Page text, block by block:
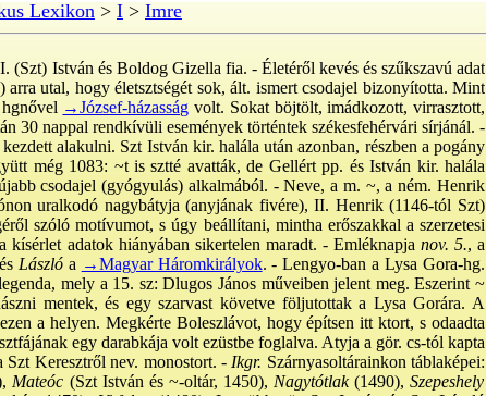
Lexikon> I> Imre
(Szt) István és Boldog Gizella fia. - Életéről kevés és szűkszavú adat
utal, hogy életsztségét sok, ált. ismert csodajel bizonyította. Mint
→József-házasság volt. Sokat böjtölt, imádkozott, virrasztott,
30 nappal rendkívüli események történtek székesfehérvári sírjánál. -
alakulni. Szt István kir. halála után azonban, részben a pogány
még 1083: ~t is sztté avatták, de Gellért pp. és István kir. halála
csodajel (gyógyulás) alkalmából. - Neve, a m. ~, a ném. Henrik
uralkodó nagybátyja (anyjának fivére), II. Henrik (1146-tól Szt)
szóló motívumot, s úgy beállítani, mintha erőszakkal a szerzetesi
adatok hiányában sikertelen maradt. - Emléknapja nov. 5., a
ésLászlóa →Magyar Háromkirályok. - Lengyo-ban a Lysa Gora-hg.
mely a 15. sz: Dlugos János műveiben jelent meg. Eszerint ~
mentek, és egy szarvast követve följutottak a Lysa Gorára. A
a helyen. Megkérte Boleszlávot, hogy építsen itt ktort, s odaadta
egy darabkája volt ezüstbe foglalva. Atyja a gör. cs-tól kapta
Szt Keresztről nev. monostort. -Ikgr. Szárnyasoltárainkon táblaképei:
Mateóc (Szt István és ~-oltár, 1450), Nagytótlak(1490), Szepeshely